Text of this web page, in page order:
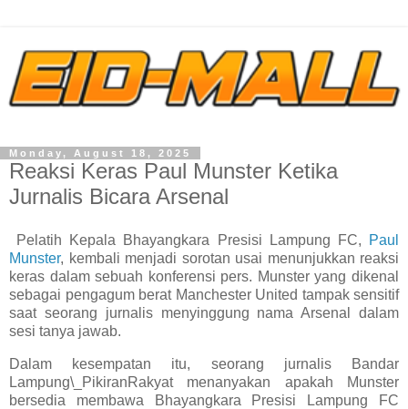
Monday, August 18, 2025
Reaksi Keras Paul Munster Ketika
Jurnalis Bicara Arsenal
Pelatih Kepala Bhayangkara Presisi Lampung FC,
Paul
Munster, kembali menjadi sorotan usai menunjukkan reaksi
keras dalam sebuah konferensi pers. Munster yang dikenal
sebagai pengagum berat Manchester United tampak sensitif
saat seorang jurnalis menyinggung nama Arsenal dalam
sesi tanya jawab.
Dalam kesempatan itu, seorang jurnalis Bandar
Lampung\_PikiranRakyat menanyakan apakah Munster
bersedia membawa Bhayangkara Presisi Lampung FC